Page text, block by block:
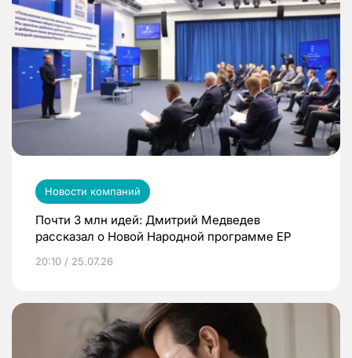
Новости компаний
Почти 3 млн идей: Дмитрий Медведев
рассказал о Новой Народной программе ЕР
20:10 / 25.07.26